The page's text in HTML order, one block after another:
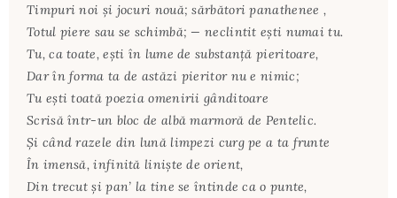
Timpuri noi și jocuri nouă; sărbători panathenee ,
Totul piere sau se schimbă; — neclintit ești numai tu.
Tu, ca toate, ești în lume de substanță pieritoare,
Dar în forma ta de astăzi pieritor nu e nimic;
Tu ești toată poezia omenirii gânditoare
Scrisă într-un bloc de albă marmoră de Pentelic.
Și când razele din lună limpezi curg pe a ta frunte
În imensă, infinită liniște de orient,
Din trecut și pan’ la tine se întinde ca o punte,